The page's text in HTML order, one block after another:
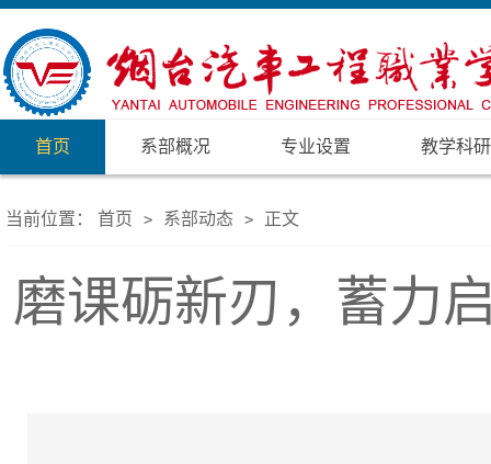
首页 系部概况 专业设置 教学科研
当前位置： 首页 > 系部动态 > 正文
磨课砺新刃，蓄力